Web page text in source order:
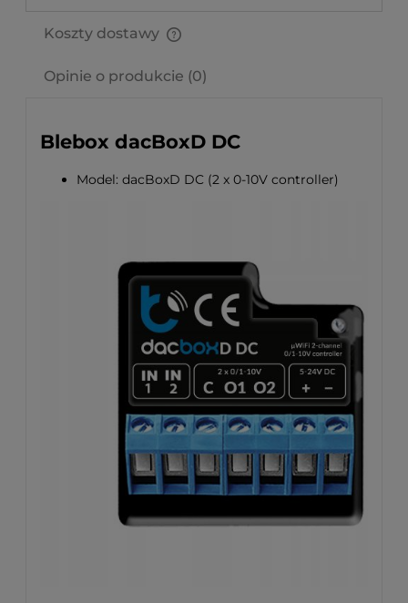
Koszty dostawy
Opinie o produkcie (0)
Blebox dacBoxD DC
Model: dacBoxD DC (2 x 0-10V controller)